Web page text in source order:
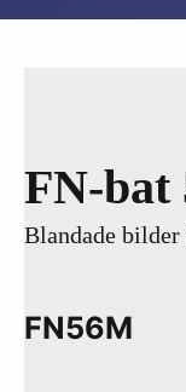
FN-bat
Blandade
FN56M